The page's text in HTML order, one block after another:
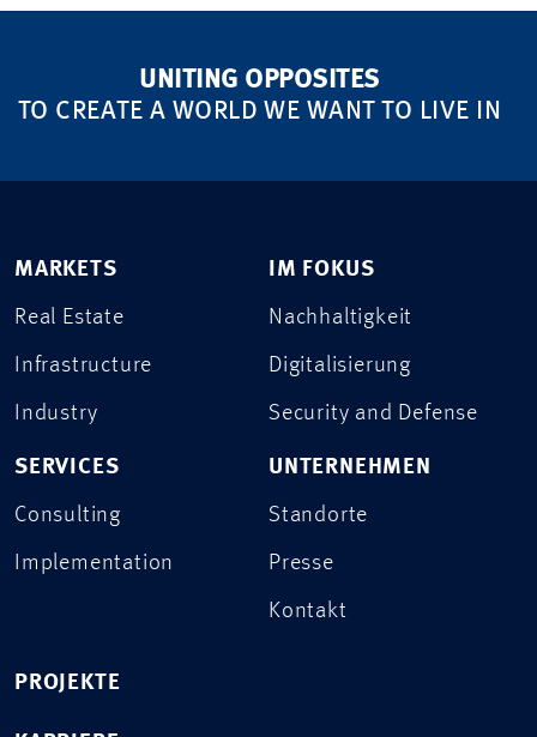
UNITING OPPOSITES
TO CREATE A WORLD WE WANT TO LIVE IN
MARKETS
Real Estate
Infrastructure
Industry
SERVICES
Consulting
Implementation
IM FOKUS
Nachhaltigkeit
Digitalisierung
Security and Defense
UNTERNEHMEN
Standorte
Presse
Kontakt
PROJEKTE